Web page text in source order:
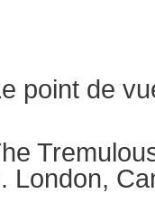
point de
. London,